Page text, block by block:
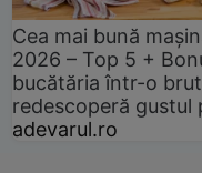
Cea mai bună
2026 – Top 5 +
bucătăria într-o
redescoperă gustul
adevarul.ro